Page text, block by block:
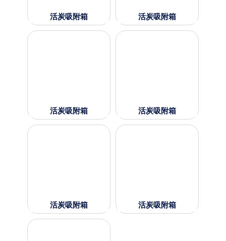
活炭吸附箱 活炭吸附箱
活炭吸附箱 活炭吸附箱
活炭吸附箱 活炭吸附箱